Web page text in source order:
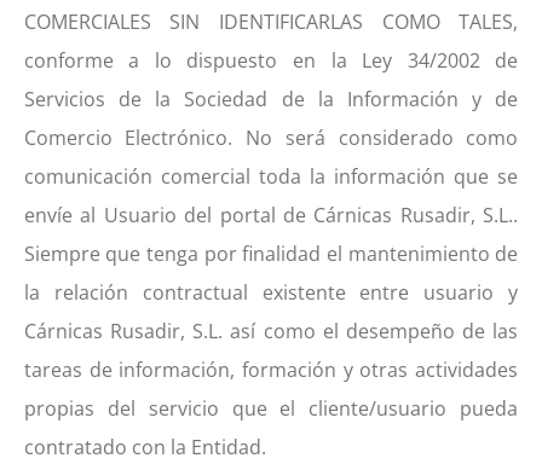
COMERCIALES SIN IDENTIFICARLAS COMO TALES,
conforme a lo dispuesto en la Ley 34/2002 de
Servicios de la Sociedad de la Información y de
Comercio Electrónico. No será considerado como
comunicación comercial toda la información que se
envíe al Usuario del portal de Cárnicas Rusadir, S.L..
Siempre que tenga por finalidad el mantenimiento de
la relación contractual existente entre usuario y
Cárnicas Rusadir, S.L. así como el desempeño de las
tareas de información, formación y otras actividades
propias del servicio que el cliente/usuario pueda
contratado con la Entidad.